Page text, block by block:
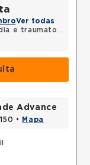
Ver todas
e traumatologia
Advance
• Mapa